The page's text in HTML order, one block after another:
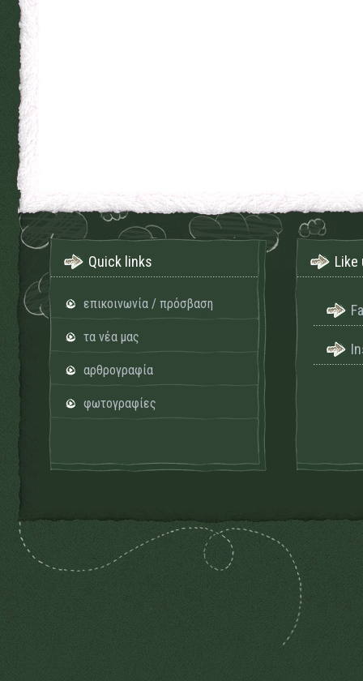
Quick links
επικοινωνία / πρόσβαση
τα νέα μας
αρθρογραφία
φωτογραφίες
Like